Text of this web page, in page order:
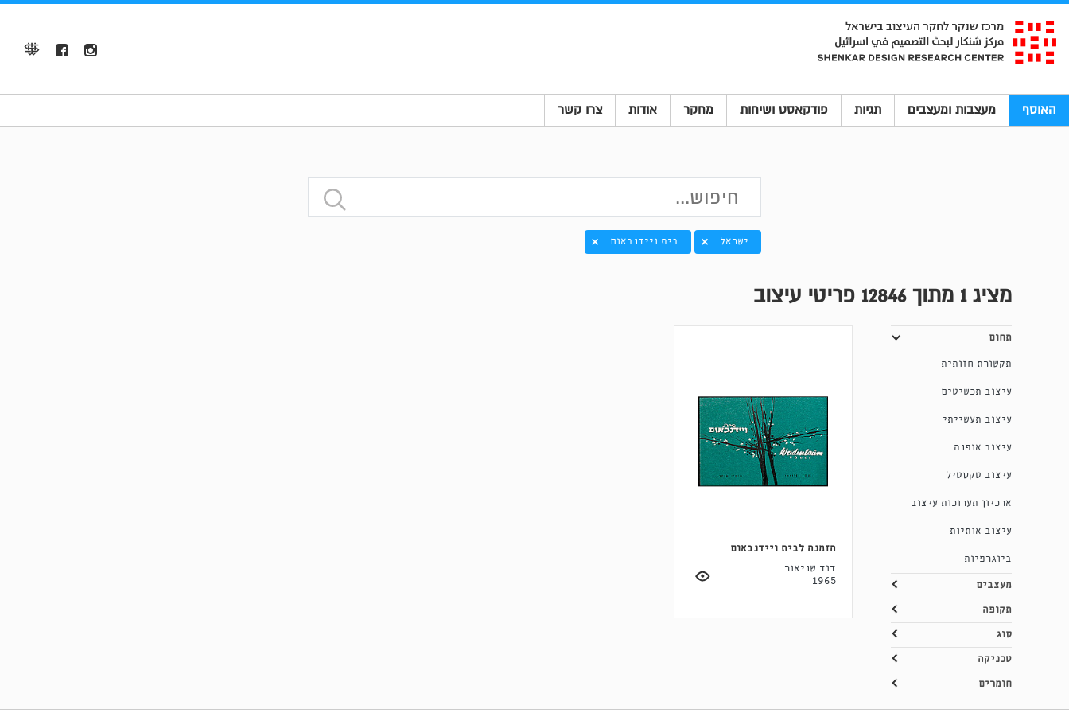
האוסף מעצבות ומעצבים תגיות פודקאסט ושיחות מחקר אודות צרו קשר
ישראל בית ויידנבאום
מציג1 מתוך 12846 פריטי עיצוב
תחום
תקשורת חזותית
עיצוב תכשיטים
עיצוב תעשייתי
עיצוב אופנה
עיצוב טקסטיל
ארכיון תערוכות עיצוב
עיצוב אותיות
ביוגרפיות
מעצבים
תקופה
סוג
טכניקה
חומרים
הזמנה לבית ויידנבאום
דוד שניאור
1965